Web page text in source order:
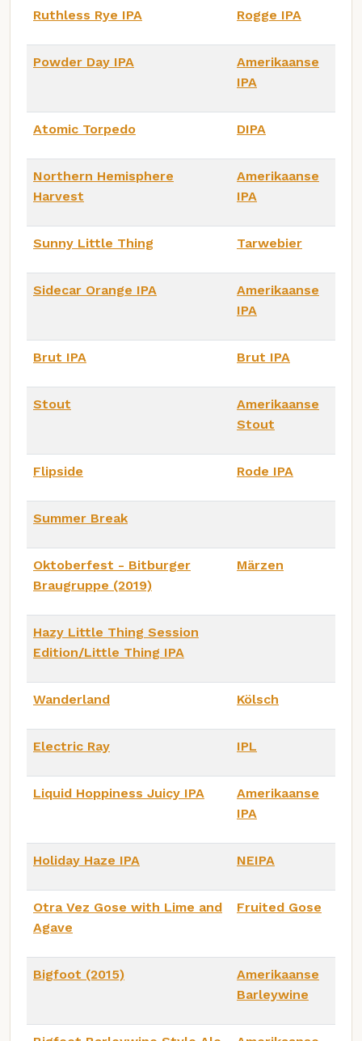
Ruthless Rye IPA Rogge IPA
Powder Day IPA
Amerikaanse
IPA
Atomic Torpedo DIPA
Northern Hemisphere
Harvest
Amerikaanse
IPA
Sunny Little Thing Tarwebier
Sidecar Orange IPA
Amerikaanse
IPA
Brut IPA Brut IPA
Stout
Amerikaanse
Stout
Flipside Rode IPA
Summer Break
Oktoberfest - Bitburger
Braugruppe (2019)
Märzen
Hazy Little Thing Session
Edition/Little Thing IPA
Wanderland Kölsch
Electric Ray IPL
Liquid Hoppiness Juicy IPA
Amerikaanse
IPA
Holiday Haze IPA NEIPA
Otra Vez Gose with Lime and
Agave
Fruited Gose
Bigfoot (2015)
Amerikaanse
Barleywine